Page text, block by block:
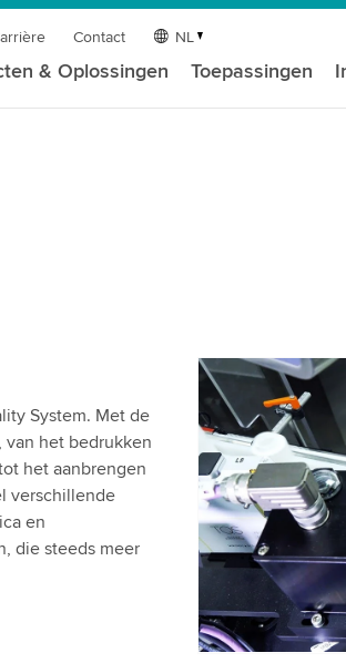
Contact NL
& Oplossingen Toepassingen
We hebben
videodienst
We
te sluiten die
Gelieve de
om deze
Accepteren
System. Met de
het bedrukken
het aanbrengen
verschillende
en
die steeds meer